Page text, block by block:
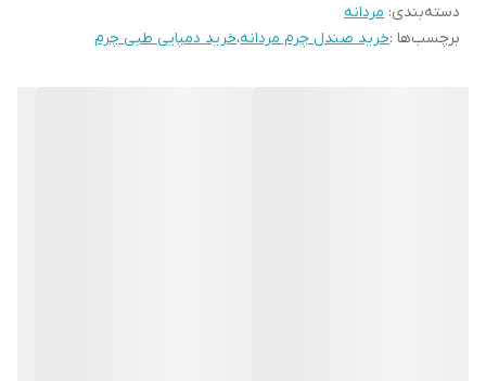
دسته‌بندی: مردانه
برچسب‌ها :خرید صندل چرم مردانه،خرید دمپایی طبی چرم